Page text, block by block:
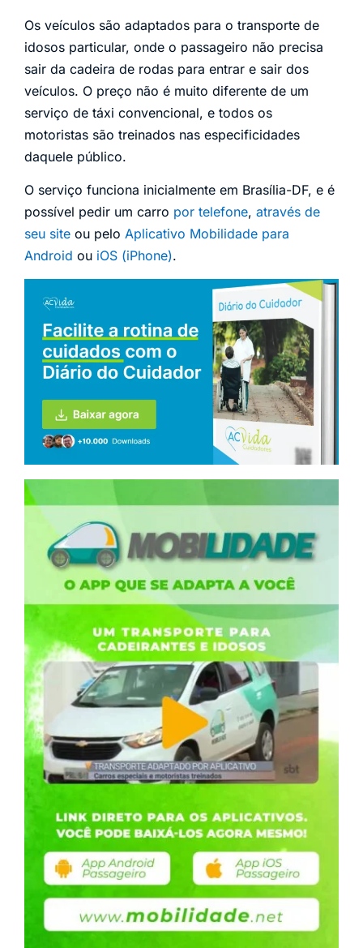
Os veículos são adaptados para o transporte de
idosos particular, onde o passageiro não precisa
sair da cadeira de rodas para entrar e sair dos
veículos. O preço não é muito diferente de um
serviço de táxi convencional, e todos os
motoristas são treinados nas especificidades
daquele público.
O serviço funciona inicialmente em Brasília-DF, e é
possível pedir um carro por telefone, através de
seu site ou pelo Aplicativo Mobilidade para
Android ou iOS (iPhone).